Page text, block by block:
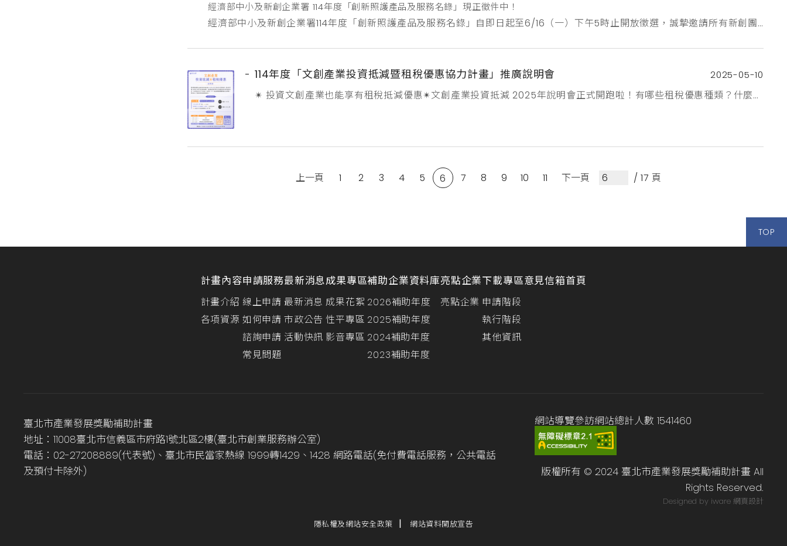
經濟部中小及新創企業署 114年度「創新照護產品及服務名錄」現正徵件中！
經濟部中小及新創企業署114年度「創新照護產品及服務名錄」自即日起至6/16（一）下午5時止開放徵選，誠摯邀請所有新創團
市場曝光度並加速與照護機構的合作，讓我們共同推動照護產業的創新與進步！申請詳情請見新創採購發展計畫網址：
https://spp.org.tw/spp/sppnews/2...
114年度「文創產業投資抵減暨租稅優惠協力計畫」推廣說明會 2025-05-10
✴︎ 投資文創產業也能享有租稅抵減優惠✴︎文創產業投資抵減 2025年說明會正式開跑啦！有哪些租稅優惠種類？什麼是
上一頁 1 2 3 4 5 6 7 8 9 10 11 下一頁 / 17 頁
TOP
計畫內容
計畫介紹
各項資源
申請服務
線上申請
如何申請
諮詢申請
常見問題
最新消息
最新消息
市政公告
活動快訊
成果專區
成果花絮
性平專區
影音專區
補助企業資料庫
2026補助年度
2025補助年度
2024補助年度
2023補助年度
亮點企業
亮點企業
下載專區
申請階段
執行階段
其他資訊
意見信箱首頁
臺北市產業發展獎勵補助計畫
地址：11008臺北市信義區市府路1號北區2樓(臺北市創業服務辦公室)
電話：02-27208889(代表號)、臺北市民當家熱線 1999轉1429、1428 網路電話(免付費電話服務，公共電話
及預付卡除外)
網站導覽參訪網站總計人數 1541460
版權所有 © 2024 臺北市產業發展獎勵補助計畫 All
Rights Reserved.
Designed by iware 網頁設計
隱私權及網站安全政策 網站資料開放宣告